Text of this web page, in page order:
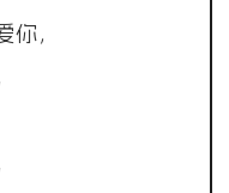
你，